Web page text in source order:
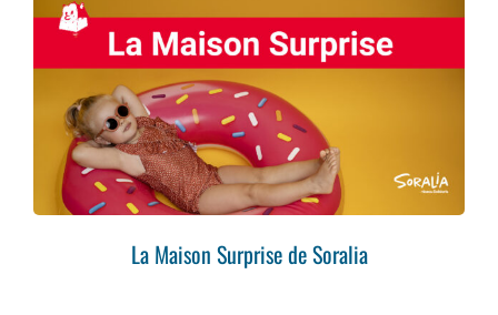
La Maison Surprise de Soralia